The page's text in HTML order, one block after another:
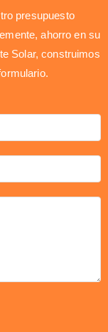
presupuesto
ahorro en su
Solar, construimos